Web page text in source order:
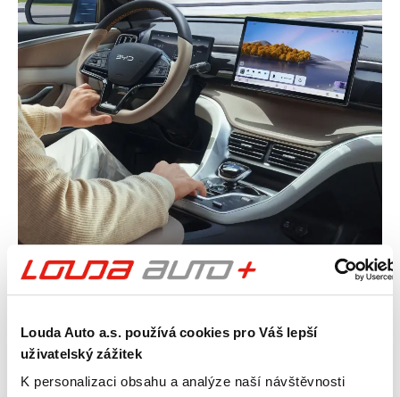
Louda Auto a.s. používá cookies pro Váš lepší
uživatelský zážitek
K personalizaci obsahu a analýze naší návštěvnosti
Intuitivní nastavení interiéru
touch ovládáním můžete nastavení
klimatizace upravit třemi prsty.
Multifunkční volant umožňuje